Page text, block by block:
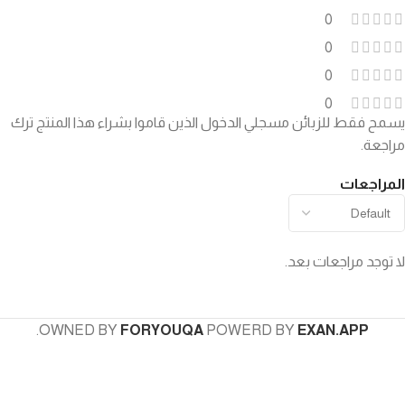
0
0
0
0
المراجعات
لا توجد مراجعات بعد.
يسمح فقط للزبائن مسجلي الدخول الذين قاموا بشراء هذا المنتج ترك
مراجعة.
OWNED BY FORYOUQA POWERD BY EXAN.APP
.